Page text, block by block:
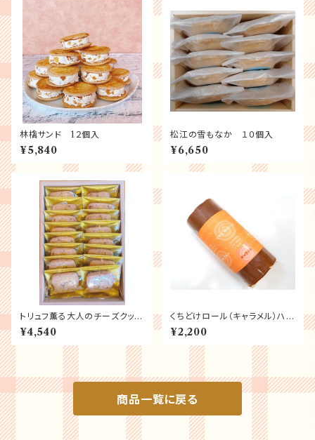
林檎サンド 1２個入
¥5,840
松江の雪もなか １０個入
¥6,650
トリュフ薫る大人のチーズクッキ
ー18個入
¥4,540
くちどけロール（キャラメル）ハー
フサイズ
¥2,200
商品一覧に戻る